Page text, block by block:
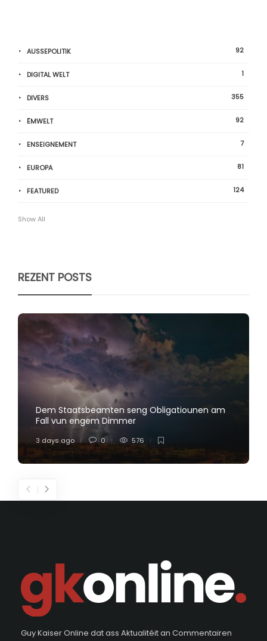
AUSSEPOLITIK 92
DIGITAL WELT 1
DIVERS 355
ËMWELT 92
ENSEIGNEMENT 7
EUROPA 81
FEATURED 124
Show All
REZENT POSTS
Dem Staatsbeamten seng Obligatiounen am
Fall vun engem Dimmer
3 days ago 0 576
Guy Kaiser Online dat ass Aktualitéit an Commentairen